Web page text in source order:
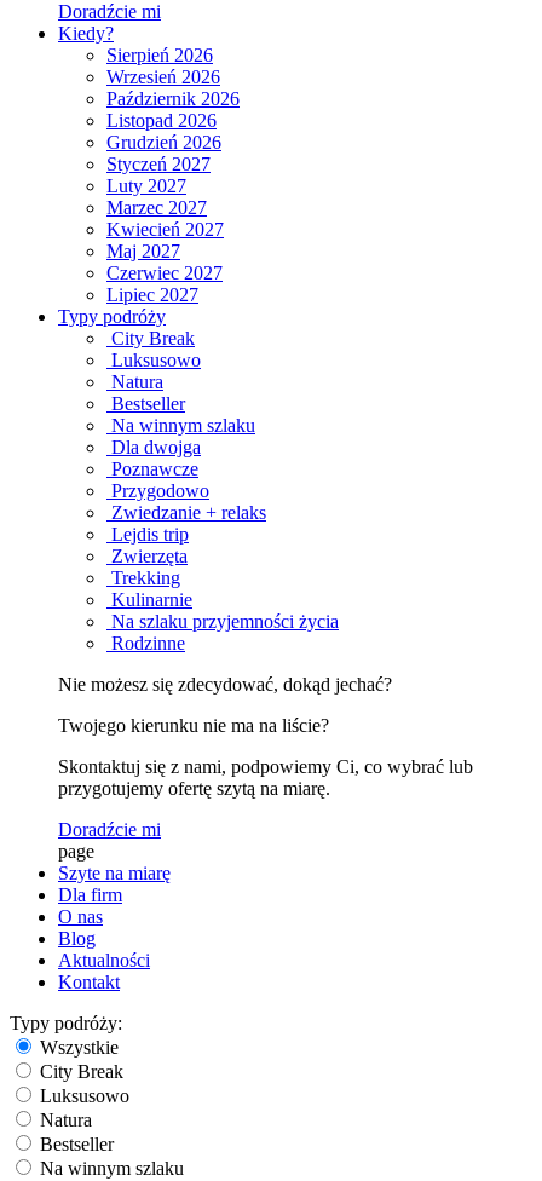
Doradźcie mi
Kiedy?
Sierpień 2026
Wrzesień 2026
Październik 2026
Listopad 2026
Grudzień 2026
Styczeń 2027
Luty 2027
Marzec 2027
Kwiecień 2027
Maj 2027
Czerwiec 2027
Lipiec 2027
Typy podróży
City Break
Luksusowo
Natura
Bestseller
Na winnym szlaku
Dla dwojga
Poznawcze
Przygodowo
Zwiedzanie + relaks
Lejdis trip
Zwierzęta
Trekking
Kulinarnie
Na szlaku przyjemności życia
Rodzinne
Nie możesz się zdecydować, dokąd jechać?
Twojego kierunku nie ma na liście?
Skontaktuj się z nami, podpowiemy Ci, co wybrać lub
przygotujemy ofertę szytą na miarę.
Doradźcie mi
page
Szyte na miarę
Dla firm
O nas
Blog
Aktualności
Kontakt
Typy podróży:
Wszystkie
City Break
Luksusowo
Natura
Bestseller
Na winnym szlaku